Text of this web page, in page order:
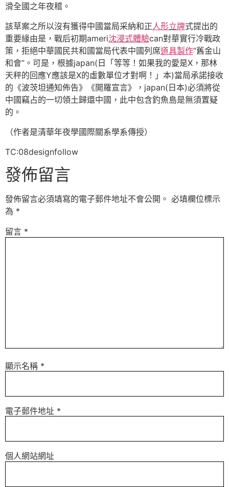
滑全國之年夜稽。
該草案之所以沒有獲得中國當局采納和正人形立牌式提出的
重要緣由是，戰后初期ameri沈浸式體驗can對華實行冷戰政
策，拒絕中華國民共和國當局代表中國列席道具製作“舊金山
和會”。可是，根據japan(日「等等！如果我的愛是X，那林
天秤的回應Y應該是X的虛數單位才對啊！」本)當局承諾接收
的《波茨坦通知佈告》《開羅宣言》，japan(日本)必須將從
中國竊占的一切領土歸還中國，此中包含釣魚島是無須置疑
的。
（作者是清華年夜學國際關系學系傳授）
TC:08designfollow
發佈留言
發佈留言必須填寫的電子郵件地址不會公開。 必填欄位標示
為 *
留言 *
顯示名稱 *
電子郵件地址 *
個人網站網址